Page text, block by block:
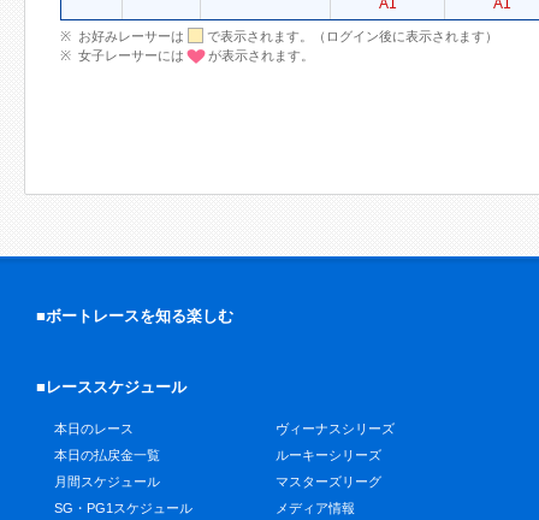
A1 A1
お好みレーサーは
で表示されます。（ログイン後に表示されます）
女子レーサーには
が表示されます。
■ボートレースを知る楽しむ
■レーススケジュール
本日のレース
本日の払戻金一覧
月間スケジュール
SG・PG1スケジュール
ヴィーナスシリーズ
ルーキーシリーズ
マスターズリーグ
メディア情報